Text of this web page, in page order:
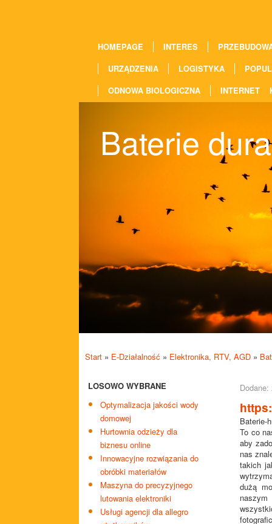
HOMEPAGE INTERES
URZĄDZENIA
LOGISTYKA
ODNOWA BIOLOGICZNA
INTERNET
Baterie
Start » E-Działalność » Elektronika, RTV, AGD »
LOSOWO WYBRANE
Optymalizacja jakości wody
domowej
Hurtownia odzieży dla
biznesu online
Innowacyjne rozwiązania do
obróbki materiałów
Maszyna do precyzyjnego
lutowania elektroniki
Usługi agencji dla allegro
Dodane:
Baterie-
To co
aby
nas
takich
dużą